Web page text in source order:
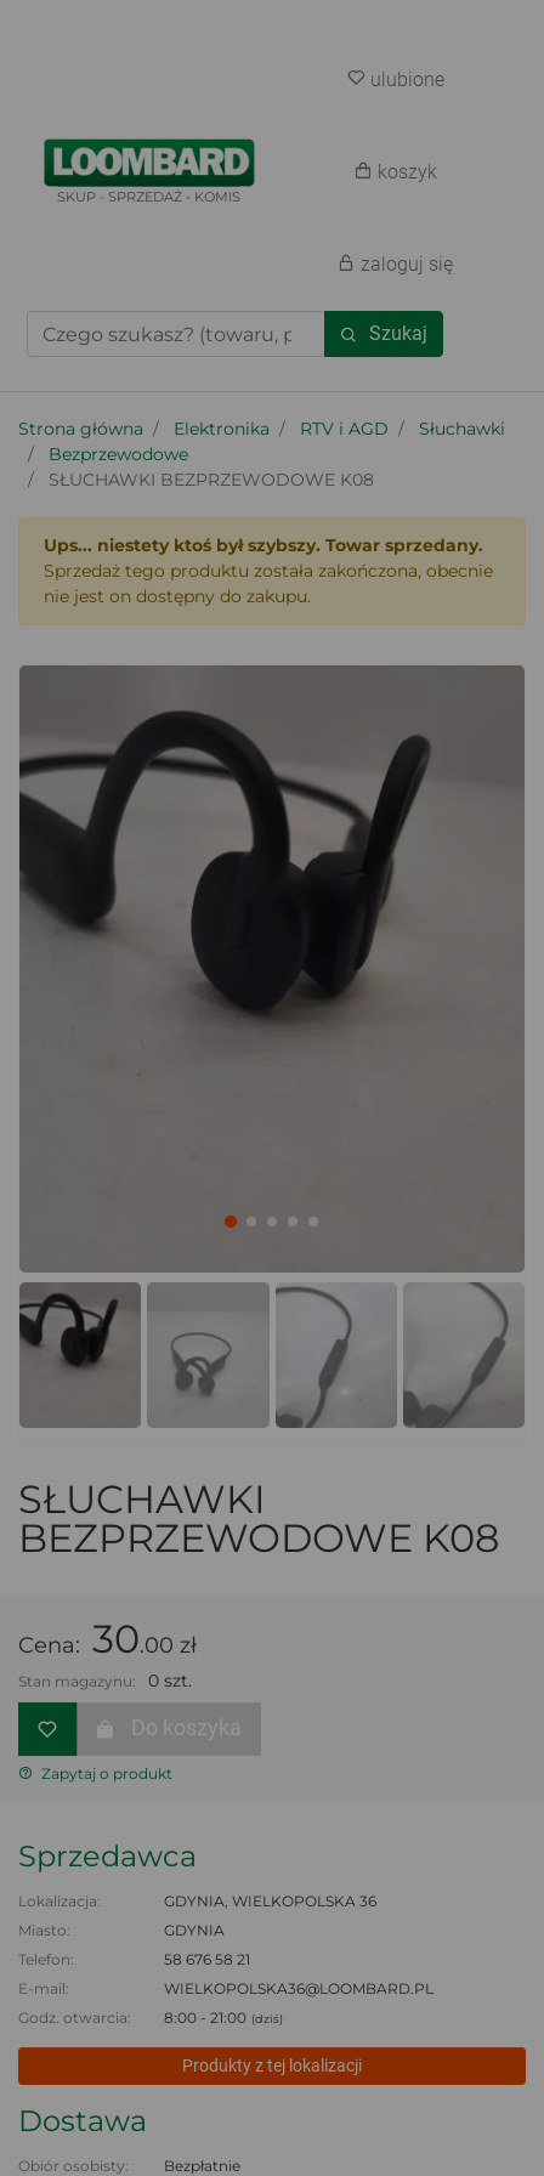
SKUP - SPRZEDAŻ - KOMIS
Szukaj
ulubione
koszyk
zaloguj się
Strona główna Elektronika RTV i AGD
Słuchawki
Bezprzewodowe
SŁUCHAWKI BEZPRZEWODOWE K08
Ups... niestety ktoś był szybszy. Towar sprzedany.
Sprzedaż tego produktu została zakończona, obecnie
nie jest on dostępny do zakupu.
SŁUCHAWKI
BEZPRZEWODOWE K08
Cena: 30.00 zł
Stan magazynu: 0 szt.
Do koszyka
Zapytaj o produkt
Sprzedawca
Lokalizacja:
GDYNIA, WIELKOPOLSKA 36
Miasto:
GDYNIA
Telefon:
58 676 58 21
E-mail:
WIELKOPOLSKA36@LOOMBARD.PL
Godz. otwarcia:
8:00 - 21:00 (dziś)
Produkty z tej lokalizacji
Dostawa
Obiór osobisty: Bezpłatnie